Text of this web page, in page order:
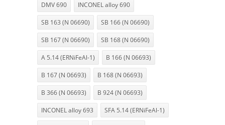
DMV 690 INCONEL alloy 690
SB 163 (N 06690) SB 166 (N 06690)
SB 167 (N 06690) SB 168 (N 06690)
A 5.14 (ERNiFeAl-1) B 166 (N 06693)
B 167 (N 06693) B 168 (N 06693)
B 366 (N 06693) B 924 (N 06693)
INCONEL alloy 693 SFA 5.14 (ERNiFeAl-1)